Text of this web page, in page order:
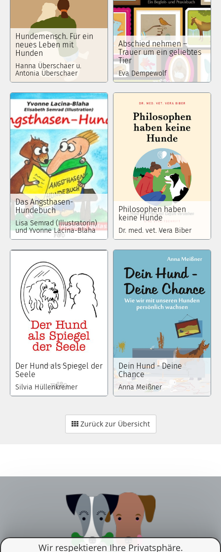
Wir respektieren Ihre Privatsphäre.
Hundemensch. Für ein
neues Leben mit
Hunden
Hanna Überschaer u.
Antonia Überschaer
Abschied nehmen –
Trauer um ein geliebtes
Tier
Eva Dempewolf
Das Angsthasen-
Hundebuch
Lisa Semrad (Illustratorin)
und Yvonne Lacina-Blaha
Philosophen haben
keine Hunde
Dr. med. vet. Vera Biber
Der Hund als Spiegel der
Seele
Silvia Hüllenkremer
Dein Hund - Deine
Chance
Anna Meißner
Zurück zur Übersicht